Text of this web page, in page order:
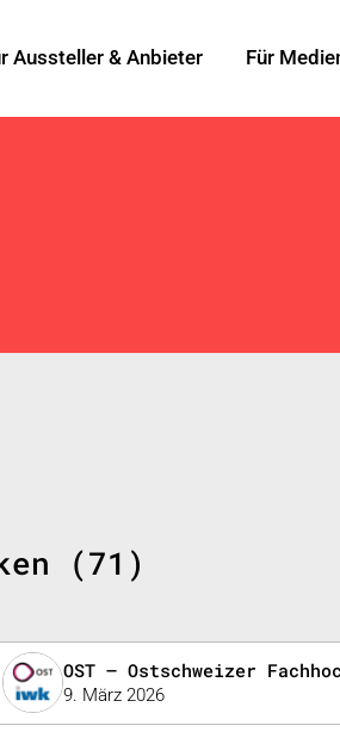
Aussteller & Anbieter Für
(71)
OST – Ostschweizer
9. März 2026